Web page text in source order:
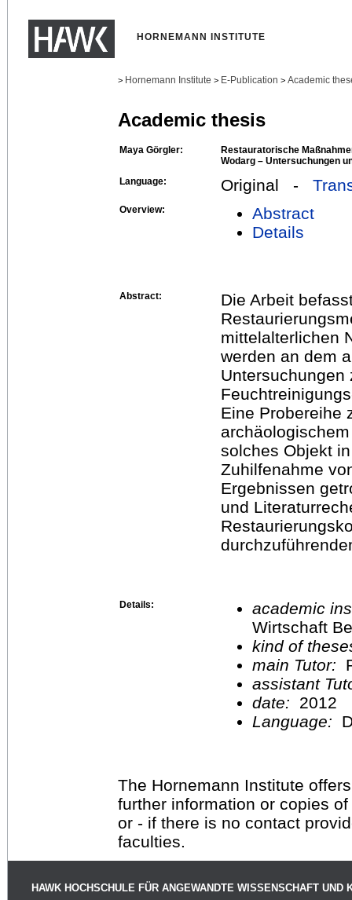
HORNEMANN INSTITUTE
> Hornemann Institute > E-Publication > Academic
Academic thesis
Maya Görgler:
Restauratorische
Wodarg – Untersuchungen
Language:
Original -
Overview:
Abstract
Details
Abstract:
Die Arbeit
mittelalterlichen
werden an dem
Untersuchungen
Eine Probereihe
solches Objekt
Zuhilfenahme
Ergebnissen
und
Details:
academic
Wirtschaft
kind of
main Tutor:
assistant
date:
2012
Language:
The Hornemann Institute
further information or copies
or - if there is no contact
faculties.
HAWK HOCHSCHULE FÜR ANGEWANDTE WISSENSCHAFT UND